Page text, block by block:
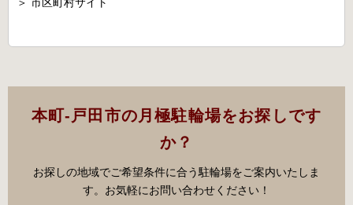
本町-戸田市の月極駐輪場をお探しです
か？
お探しの地域でご希望条件に合う駐輪場をご案内いたしま
す。お気軽にお問い合わせください！